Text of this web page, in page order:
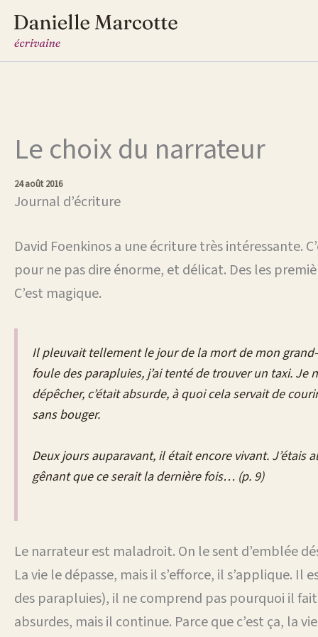
Aller
contenu
Le choix du narrateur
24 août 2016
Journal d’écriture
David Foenkinos a une écriture très intéressante.
pour ne pas dire énorme, et délicat. Des les
C’est magique.
Il pleuvait tellement le jour de la mort de mon
foule des parapluies, j’ai tenté de trouver un taxi.
dépêcher, c’était absurde, à quoi cela servait de
sans bouger.
Deux jours auparavant, il était encore vivant. J’étais
gênant que ce serait la dernière fois… (p. 9)
Le narrateur est maladroit. On le sent d’emblée
La vie le dépasse, mais il s’efforce, il s’applique.
des parapluies), il ne comprend pas pourquoi il
absurdes, mais il continue. Parce que c’est ça, la